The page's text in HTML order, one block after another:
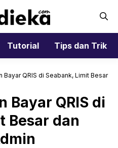
Tutorial Tips dan Trik
Bayar QRIS di Seabank, Limit Besar
Bayar QRIS di
Besar dan